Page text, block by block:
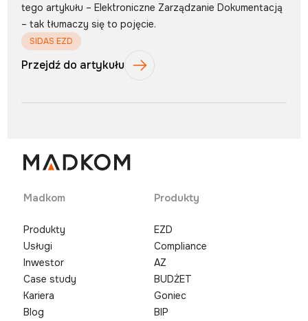
tego artykułu – Elektroniczne Zarządzanie Dokumentacją
– tak tłumaczy się to pojęcie.
SIDAS EZD
Przejdź do artykułu
Madkom
Produkty
Usługi
Inwestor
Case study
Kariera
Blog
Produkty
EZD
Compliance
AZ
BUDŻET
Goniec
BIP